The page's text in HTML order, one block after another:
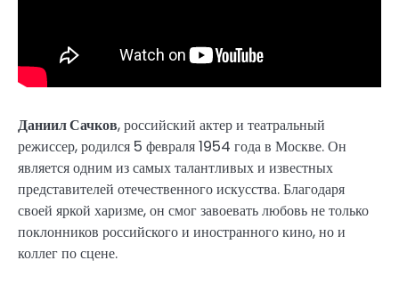
Даниил Сачков, российский актер и театральный
режиссер, родился 5 февраля 1954 года в Москве. Он
является одним из самых талантливых и известных
представителей отечественного искусства. Благодаря
своей яркой харизме, он смог завоевать любовь не только
поклонников российского и иностранного кино, но и
коллег по сцене.